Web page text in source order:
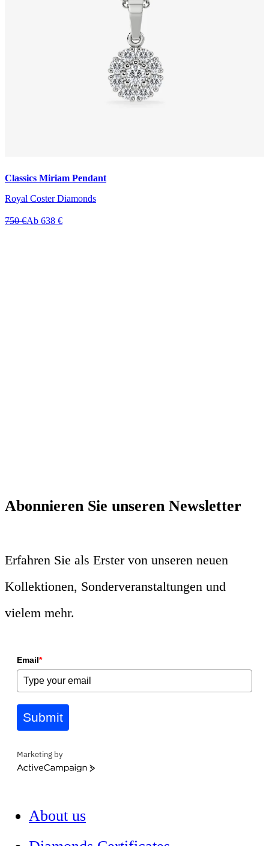
Classics Miriam Pendant
Royal Coster Diamonds
750 €Ab 638 €
Abonnieren Sie unseren Newsletter
Erfahren Sie als Erster von unseren neuen
Kollektionen, Sonderveranstaltungen und
vielem mehr.
Email*
Submit
Marketing by
ActiveCampaign
About us